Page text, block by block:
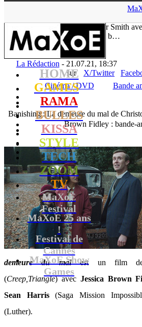
HOME
GAMES
RAMA
BULLES
KISSA
STYLE
TECH
ZOOM
TV
MaXoE
Festival
MaXoE 25 ans
!
Festival de
Cannes
MaXoE Show
Games
demeure du mal de Christopher Smith
b…
La Rédaction - 21.07.21, 18:37
sur
X/Twitter
Cinéma / DVD
Bande
Banishing : La demeure du mal de
Brown Fidley : bande-
demeure du malest un film
(Creep,Triangle) avec Jessica Brown
Sean Harris(Saga Mission
(Luther).